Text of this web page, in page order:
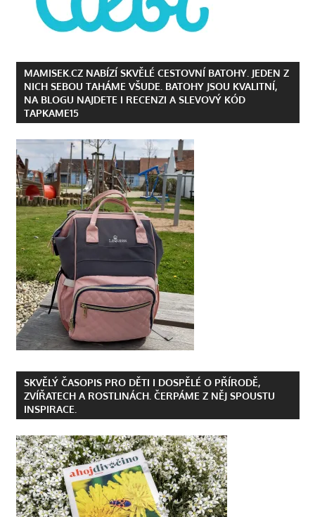
MAMISEK.CZ NABÍZÍ SKVĚLÉ CESTOVNÍ BATOHY. JEDEN Z
NICH SEBOU TAHÁME VŠUDE. BATOHY JSOU KVALITNÍ,
NA BLOGU NAJDETE I RECENZI A SLEVOVÝ KÓD
TAPKAME15
SKVĚLÝ ČASOPIS PRO DĚTI I DOSPĚLÉ O PŘÍRODĚ,
ZVÍŘATECH A ROSTLINÁCH. ČERPÁME Z NĚJ SPOUSTU
INSPIRACE.